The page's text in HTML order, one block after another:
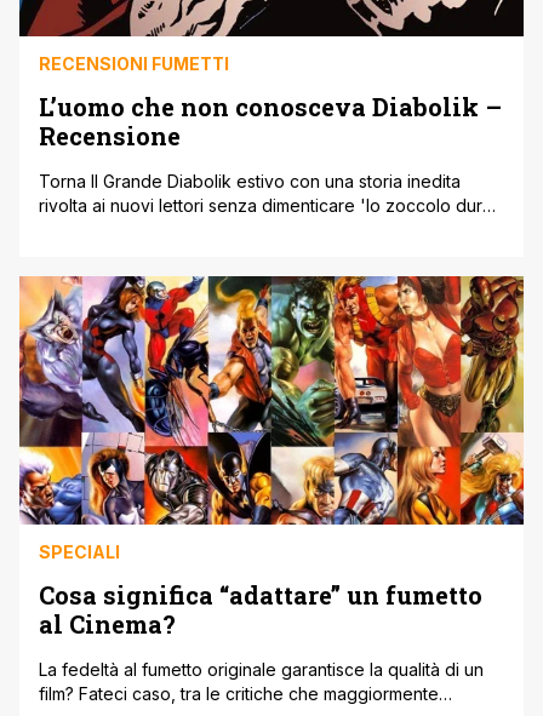
RECENSIONI FUMETTI
L’uomo che non conosceva Diabolik –
Recensione
Torna Il Grande Diabolik estivo con una storia inedita
rivolta ai nuovi lettori senza dimenticare 'lo zoccolo duro'
della messa in onda. Chi ha seguito l'evolversi del
progetto sa bene poi come siano andate le [']
SPECIALI
Cosa significa “adattare” un fumetto
al Cinema?
La fedeltà al fumetto originale garantisce la qualità di un
film? Fateci caso, tra le critiche che maggiormente